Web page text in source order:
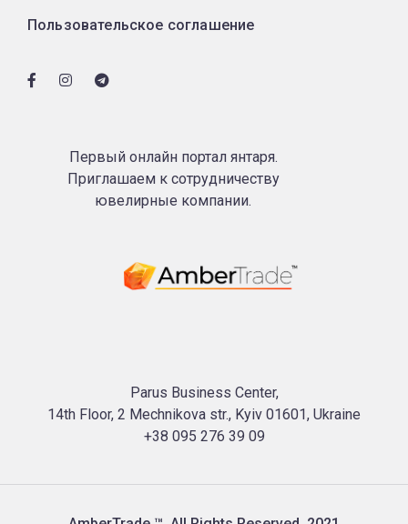
Пользовательское соглашение
Первый онлайн портал янтаря.
Приглашаем к сотрудничеству
ювелирные компании.
Parus Business Center,
14th Floor, 2 Mechnikova str., Kyiv 01601, Ukraine
+38 095 276 39 09